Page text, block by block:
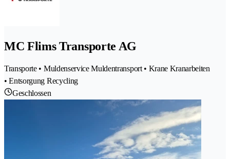
MC Flims Transporte AG
Transporte • Muldenservice Muldentransport • Krane Kranarbeiten
• Entsorgung Recycling
Geschlossen